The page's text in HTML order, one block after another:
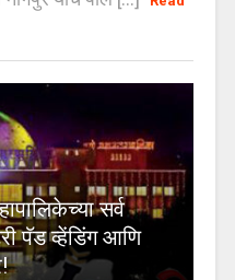
सर्व
पॅड व्हेंडिंग आणि